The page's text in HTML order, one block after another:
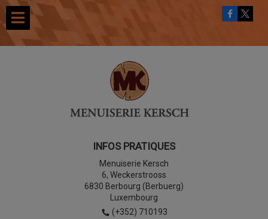
INFOS PRATIQUES
Menuiserie Kersch
6, Weckerstrooss
6830 Berbourg (Berbuerg)
Luxembourg
(+352) 710193